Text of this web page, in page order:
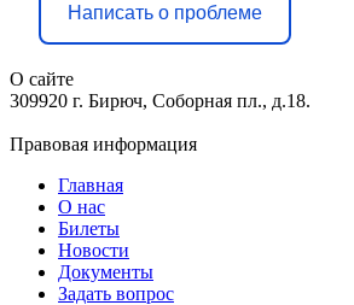
Написать о проблеме
О сайте
309920 г. Бирюч, Соборная пл., д.18.
Правовая информация
Главная
О нас
Билеты
Новости
Документы
Задать вопрос